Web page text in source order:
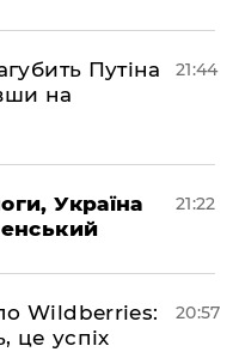
Путіна
на
21:44
Україна
21:22
Wildberries:
це успіх
20:57